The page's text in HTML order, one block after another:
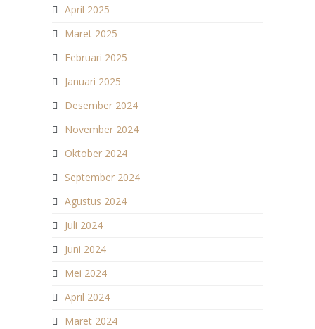
April 2025
Maret 2025
Februari 2025
Januari 2025
Desember 2024
November 2024
Oktober 2024
September 2024
Agustus 2024
Juli 2024
Juni 2024
Mei 2024
April 2024
Maret 2024